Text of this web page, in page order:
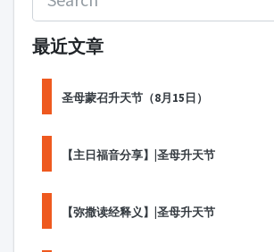
最近文章
圣母蒙召升天节（8月15日）
【主日福音分享】|圣母升天节
【弥撒读经释义】|圣母升天节